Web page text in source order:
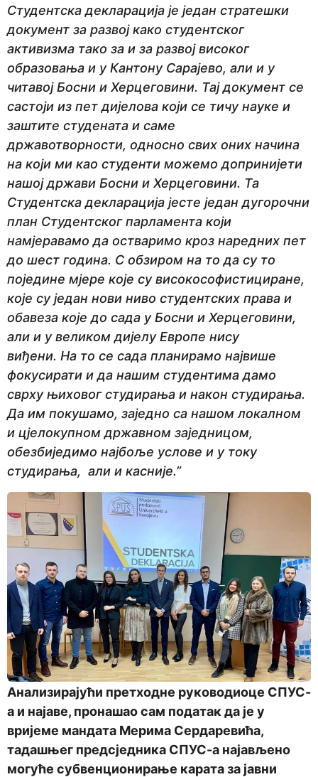
Студентска декларација је један стратешки
документ за развој како студентског
активизма тако за и за развој високог
образовања и у Кантону Сарајево, али и у
читавој Босни и Херцеговини. Тај документ се
састоји из пет дијелова који се тичу науке и
заштите студената и саме
државотворности, односно свих оних начина
на који ми као студенти можемо допринијети
нашој држави Босни и Херцеговини. Та
Студентска декларација јесте један дугорочни
план Студентског парламента који
намјеравамо да остваримо кроз наредних пет
до шест година. С обзиром на то да су то
поједине мјере које су високософистициране,
које су један нови ниво студентских права и
обавеза које до сада у Босни и Херцеговини,
али и у великом дијелу Европе нису
виђени. На то се сада планирамо највише
фокусирати и да нашим студентима дамо
сврху њиховог студирања и након студирања.
Да им покушамо, заједно са нашом локалном
и цјелокупном државном заједницом,
обезбиједимо најбоље услове и у току
студирања, али и касније.”
Анализирајући претходне руководиоце СПУС-
а и најаве, пронашао сам податак да је у
вријеме мандата Мерима Сердаревића,
тадашњег предсједника СПУС-а најављено
могуће субвенционирање карата за јавни